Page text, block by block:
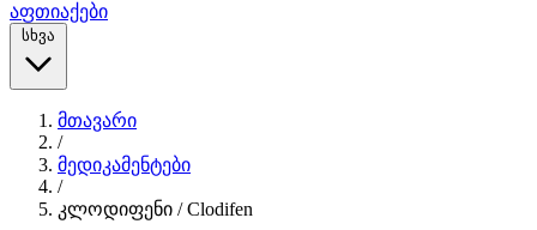
აფთიაქები
სხვა
მთავარი
/
მედიკამენტები
/
კლოდიფენი / Clodifen